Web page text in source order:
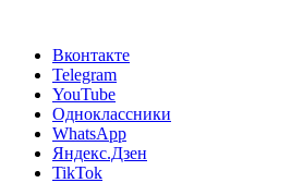
Вконтакте
Telegram
YouTube
Одноклассники
WhatsApp
Яндекс.Дзен
TikTok